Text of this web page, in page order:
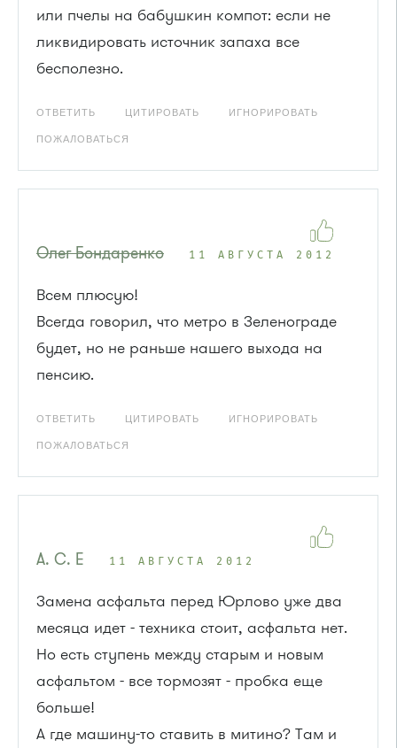
или пчелы на бабушкин компот: если не
ликвидировать источник запаха все
бесполезно.
ОТВЕТИТЬ ЦИТИРОВАТЬ ИГНОРИРОВАТЬ
ПОЖАЛОВАТЬСЯ
Олег Бондаренко 11 АВГУСТА 2012
Всем плюсую!
Всегда говорил, что метро в Зеленограде
будет, но не раньше нашего выхода на
пенсию.
ОТВЕТИТЬ ЦИТИРОВАТЬ ИГНОРИРОВАТЬ
ПОЖАЛОВАТЬСЯ
A. C. E 11 АВГУСТА 2012
Замена асфальта перед Юрлово уже два
месяца идет - техника стоит, асфальта нет.
Но есть ступень между старым и новым
асфальтом - все тормозят - пробка еще
больше!
А где машину-то ставить в митино? Там и